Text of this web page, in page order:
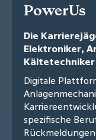
PowerUs
Die
Elektroniker,
Kältetechniker
Digitale
spezifische